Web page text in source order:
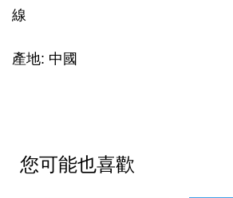
線
產地: 中國
您可能也喜歡